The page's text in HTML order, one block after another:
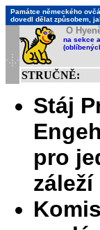
Památce německého
dovedl dělat způsobem,
O
na sekce
STRUČNĚ:
Stáj
pro